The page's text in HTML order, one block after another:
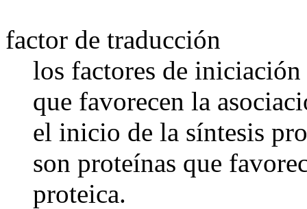
factor de traducción
los factores de
que favorecen la
el inicio de la síntesis
son proteínas que
proteica.